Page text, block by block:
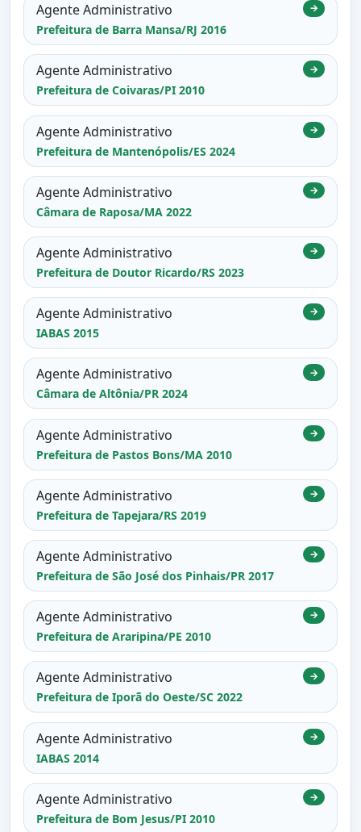
Agente Administrativo
Prefeitura de Barra Mansa/RJ 2016
→
Agente Administrativo
Prefeitura de Coivaras/PI 2010
→
Agente Administrativo
Prefeitura de Mantenópolis/ES 2024
→
Agente Administrativo
Câmara de Raposa/MA 2022
→
Agente Administrativo
Prefeitura de Doutor Ricardo/RS 2023
→
Agente Administrativo
IABAS 2015
→
Agente Administrativo
Câmara de Altônia/PR 2024
→
Agente Administrativo
Prefeitura de Pastos Bons/MA 2010
→
Agente Administrativo
Prefeitura de Tapejara/RS 2019
→
Agente Administrativo
Prefeitura de São José dos Pinhais/PR 2017
→
Agente Administrativo
Prefeitura de Araripina/PE 2010
→
Agente Administrativo
Prefeitura de Iporã do Oeste/SC 2022
→
Agente Administrativo
IABAS 2014
→
Agente Administrativo
Prefeitura de Bom Jesus/PI 2010
→